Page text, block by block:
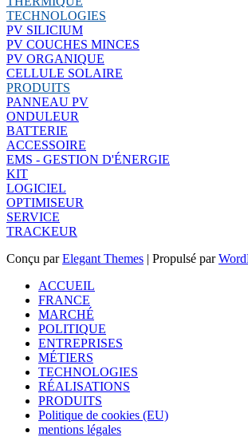
TECHNOLOGIES
PV SILICIUM
PV COUCHES MINCES
PV ORGANIQUE
CELLULE SOLAIRE
PRODUITS
PANNEAU PV
ONDULEUR
BATTERIE
ACCESSOIRE
EMS - GESTION D'ÉNERGIE
KIT
LOGICIEL
OPTIMISEUR
SERVICE
TRACKEUR
Conçu parElegant Themes | Propulsé par
ACCUEIL
FRANCE
MARCHÉ
POLITIQUE
ENTREPRISES
MÉTIERS
TECHNOLOGIES
RÉALISATIONS
PRODUITS
Politique de cookies (EU)
mentions légales